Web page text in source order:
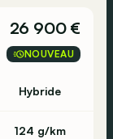
26 900 €
NOUVEAU
Hybride
124 g/km